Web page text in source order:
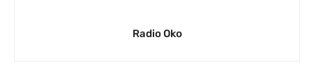
Radio Oko